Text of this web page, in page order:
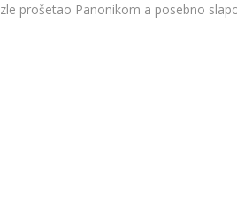
prošetao Panonikom a posebno